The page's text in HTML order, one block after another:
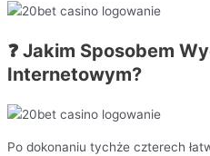
❓ Jakim Sposobem
Internetowym?
Po dokonaniu tychże czterech